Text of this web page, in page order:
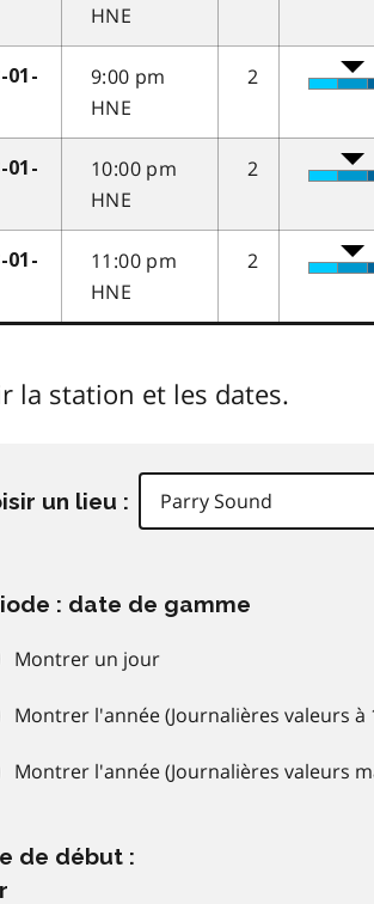
HNE
01-
9:00 pm
HNE
2
01-
10:00 pm
HNE
2
01-
11:00 pm
HNE
2
la station et les dates.
un lieu :
: date de gamme
Montrer un jour
Montrer l'année (Journalières valeurs à
Montrer l'année (Journalières valeurs
de début :